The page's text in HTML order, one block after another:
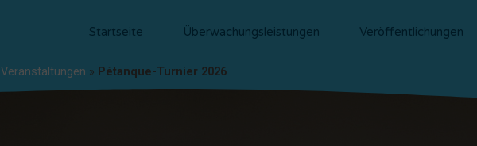
Startseite Überwachungsleistungen Veröffentlichungen
Veranstaltungen » Pétanque-Turnier 2026